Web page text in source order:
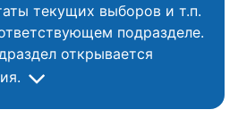
текущих выборов и т.п.
подразделе.
открывается